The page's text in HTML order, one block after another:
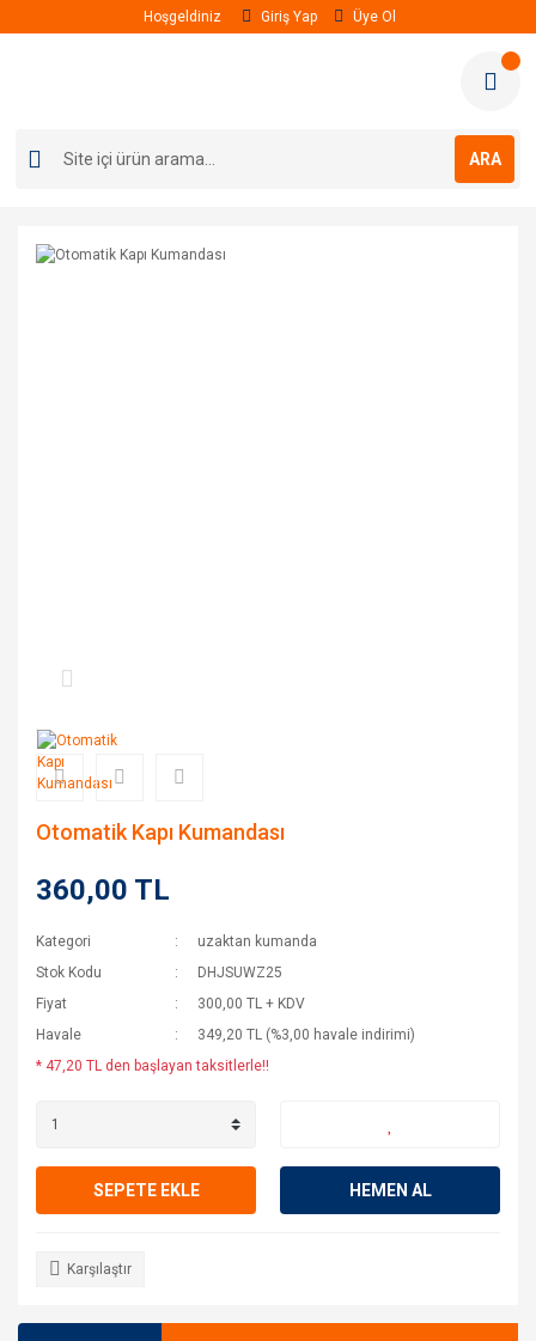
Hoşgeldiniz Giriş Yap Üye Ol
ARA
Otomatik Kapı Kumandası
360,00 TL
Kategori
uzaktan kumanda
Stok Kodu
DHJSUWZ25
Fiyat
300,00 TL + KDV
Havale
349,20 TL (%3,00 havale indirimi)
* 47,20 TL den başlayan taksitlerle!!
SEPETE EKLE HEMEN AL
Karşılaştır